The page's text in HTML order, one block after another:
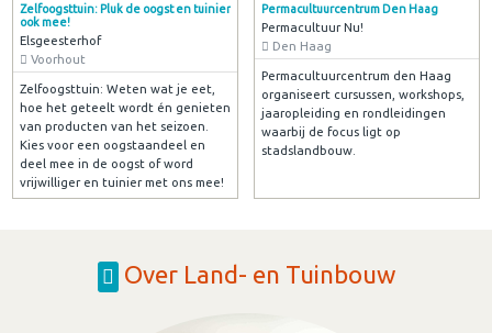
Zelfoogsttuin: Pluk de oogst en tuinier
ook mee!
Elsgeesterhof
Voorhout
Zelfoogsttuin: Weten wat je eet,
hoe het geteelt wordt én genieten
van producten van het seizoen.
Kies voor een oogstaandeel en
deel mee in de oogst of word
vrijwilliger en tuinier met ons mee!
Permacultuurcentrum Den Haag
Permacultuur Nu!
Den Haag
Permacultuurcentrum den Haag
organiseert cursussen, workshops,
jaaropleiding en rondleidingen
waarbij de focus ligt op
stadslandbouw.
Over Land- en Tuinbouw